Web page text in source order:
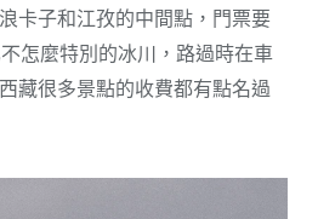
卡子和江孜的中間點，門票要
怎麼特別的冰川，路過時在車
藏很多景點的收費都有點名過